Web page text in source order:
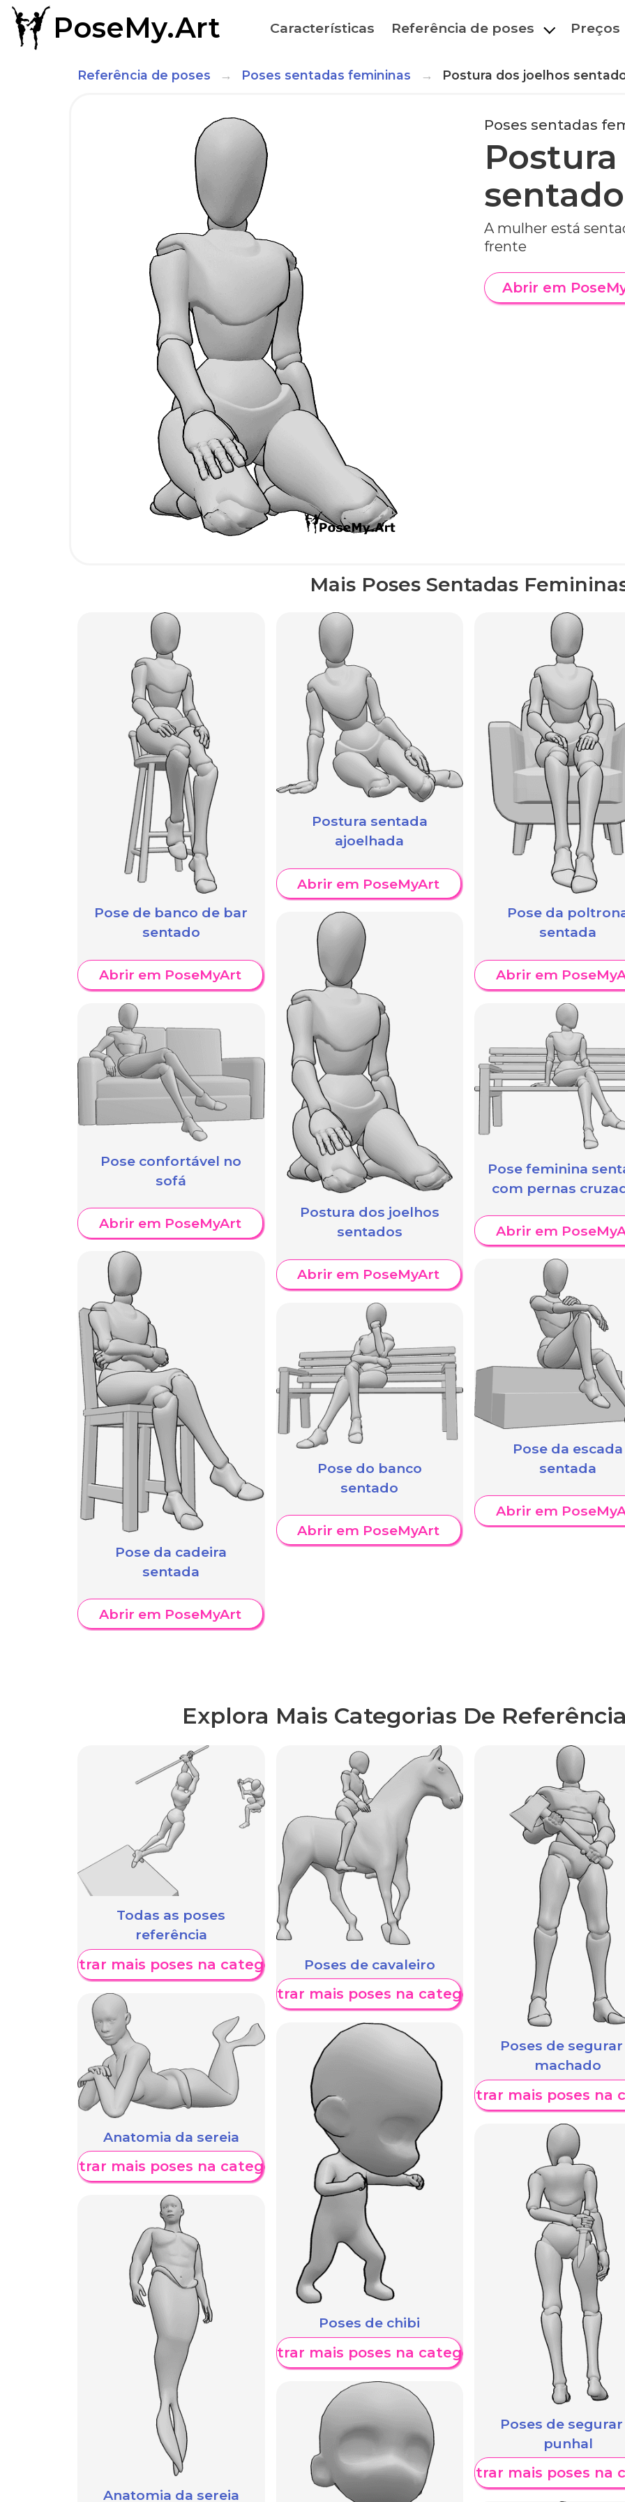
PoseMy.Art Características Referência de poses Preços
Referência de poses Poses sentadas femininas Postura dos joelhos
Poses sentadas
A mulher está
frente
Abrir em
Mais Poses Sentadas
Pose de banco de bar
sentado
Abrir em PoseMyArt
Pose confortável no
sofá
Abrir em PoseMyArt
Pose da cadeira
sentada
Abrir em PoseMyArt
Postura sentada
ajoelhada
Abrir em PoseMyArt
Postura dos joelhos
sentados
Abrir em PoseMyArt
Pose do banco
sentado
Abrir em PoseMyArt
Pose da
sentada
Abrir em
Pose feminina
com pernas
Abrir em
Pose da escada
sentada
Abrir em
Explora Mais Categorias De
Todas as poses
referência
Mostrar mais poses na categoria
Anatomia da sereia
Mostrar mais poses na categoria
Anatomia da sereia
Poses de cavaleiro
Mostrar mais poses na categoria
Poses de chibi
Mostrar mais poses na categoria
Poses de
machado
Mostrar mais poses na
Poses de
punhal
Mostrar mais poses na